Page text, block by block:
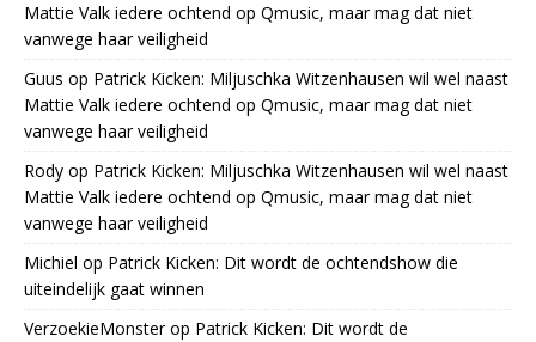
Mattie Valk iedere ochtend op Qmusic, maar mag dat niet
vanwege haar veiligheid
Guus op Patrick Kicken: Miljuschka Witzenhausen wil wel naast
Mattie Valk iedere ochtend op Qmusic, maar mag dat niet
vanwege haar veiligheid
Rody op Patrick Kicken: Miljuschka Witzenhausen wil wel naast
Mattie Valk iedere ochtend op Qmusic, maar mag dat niet
vanwege haar veiligheid
Michiel op Patrick Kicken: Dit wordt de ochtendshow die
uiteindelijk gaat winnen
VerzoekieMonsterop Patrick Kicken: Dit wordt de